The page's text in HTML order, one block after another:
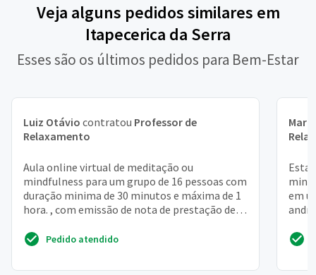
Veja alguns pedidos similares em
Itapecerica da Serra
Esses são os últimos pedidos para Bem-Estar
Luiz Otávio contratou Professor de
Relaxamento
Aula online virtual de meditação ou
mindfulness para um grupo de 16 pessoas com
duração minima de 30 minutos e máxima de 1
hora. , com emissão de nota de prestação de
Pedido atendido
em